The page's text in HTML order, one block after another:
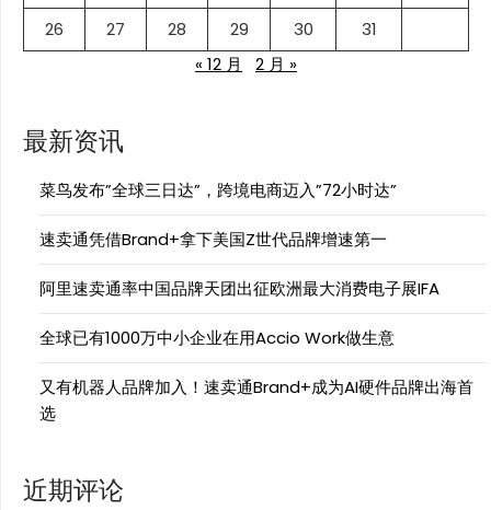
26
27 28 29 30
31
« 12 月
2 月 »
最新资讯
菜鸟发布”全球三日达”，跨境电商迈入”72小时达”
速卖通凭借Brand+拿下美国Z世代品牌增速第一
阿里速卖通率中国品牌天团出征欧洲最大消费电子展IFA
全球已有1000万中小企业在用Accio Work做生意
又有机器人品牌加入！速卖通Brand+成为AI硬件品牌出海首
选
近期评论